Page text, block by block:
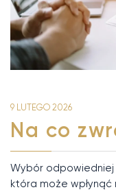
9 LUTEGO 2026
Na co
Wybór
która może